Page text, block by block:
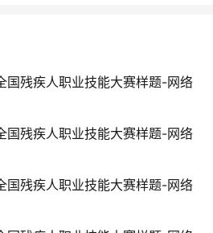
国残疾人职业技能大赛样题-网络
国残疾人职业技能大赛样题-网络
国残疾人职业技能大赛样题-网络